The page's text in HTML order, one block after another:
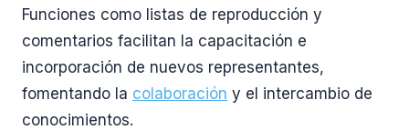
Funciones como listas de reproducción y
comentarios facilitan la capacitación e
incorporación de nuevos representantes,
fomentando la colaboración y el intercambio de
conocimientos.